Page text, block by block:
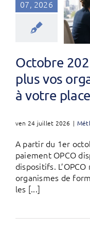
07, 2026
Octobre
plus vos
à votre place
ven 24 juillet 2026 |
A partir du 1er
paiement OPCO
dispositifs.
organismes de
les [...]